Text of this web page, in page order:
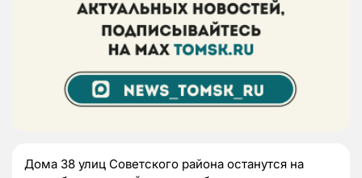
Дома 38 улиц Советского района останутся на